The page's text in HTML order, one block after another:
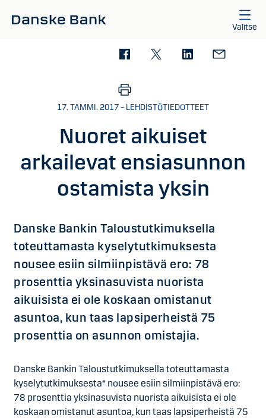
Valitse
17. TAMMI. 2017 – LEHDISTÖTIEDOTTEET
Nuoret aikuiset
arkailevat ensiasunnon
ostamista yksin
Danske Bankin Taloustutkimuksella
toteuttamasta kyselytutkimuksesta
nousee esiin silmiinpistävä ero: 78
prosenttia yksinasuvista nuorista
aikuisista ei ole koskaan omistanut
asuntoa, kun taas lapsiperheistä 75
prosenttia on asunnon omistajia.
Danske Bankin Taloustutkimuksella toteuttamasta
kyselytutkimuksesta* nousee esiin silmiinpistävä ero:
78 prosenttia yksinasuvista nuorista aikuisista ei ole
koskaan omistanut asuntoa, kun taas lapsiperheistä 75